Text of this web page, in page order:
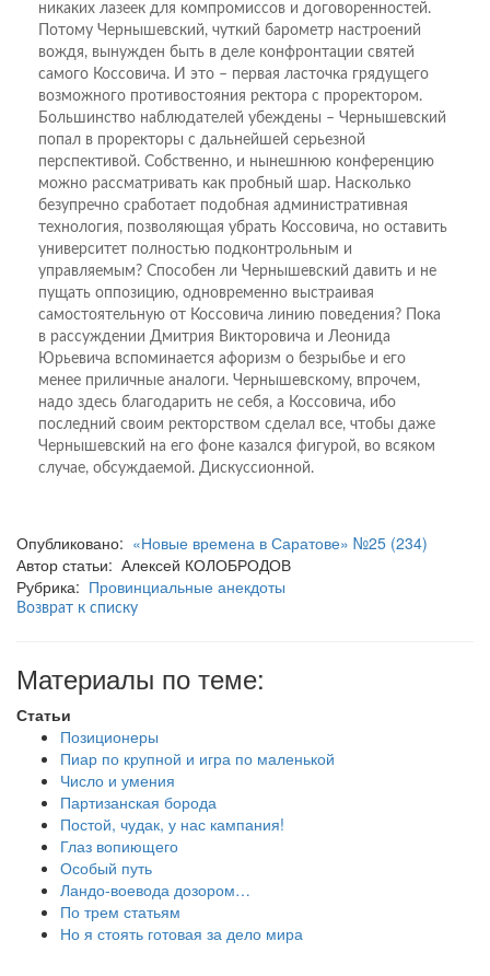
никаких лазеек для компромиссов и договоренностей.
Потому Чернышевский, чуткий барометр настроений
вождя, вынужден быть в деле конфронтации святей
самого Коссовича. И это – первая ласточка грядущего
возможного противостояния ректора с проректором.
Большинство наблюдателей убеждены – Чернышевский
попал в проректоры с дальнейшей серьезной
перспективой. Собственно, и нынешнюю конференцию
можно рассматривать как пробный шар. Насколько
безупречно сработает подобная административная
технология, позволяющая убрать Коссовича, но оставить
университет полностью подконтрольным и
управляемым? Способен ли Чернышевский давить и не
пущать оппозицию, одновременно выстраивая
самостоятельную от Коссовича линию поведения? Пока
в рассуждении Дмитрия Викторовича и Леонида
Юрьевича вспоминается афоризм о безрыбье и его
менее приличные аналоги. Чернышевскому, впрочем,
надо здесь благодарить не себя, а Коссовича, ибо
последний своим ректорством сделал все, чтобы даже
Чернышевский на его фоне казался фигурой, во всяком
случае, обсуждаемой. Дискуссионной.
Опубликовано: «Новые времена в Саратове» №25 (234)
Автор статьи: Алексей КОЛОБРОДОВ
Рубрика: Провинциальные анекдоты
Возврат к списку
Материалы по теме:
Статьи
Позиционеры
Пиар по крупной и игра по маленькой
Число и умения
Партизанская борода
Постой, чудак, у нас кампания!
Глаз вопиющего
Особый путь
Ландо-воевода дозором…
По трем статьям
Но я стоять готовая за дело мира